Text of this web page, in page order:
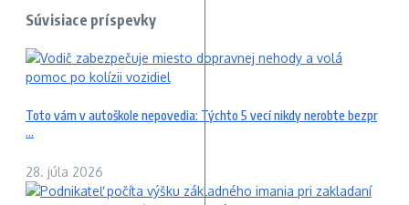
Súvisiace príspevky
Toto vám v autoškole nepovedia: Týchto 5 vecí nikdy nerobte bezpr
...
28. júla 2026